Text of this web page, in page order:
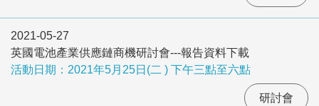
2021-05-27
英國電池產業供應鏈商機研討會---報告資料下載
活動日期：2021年5月25日(二 ) 下午三點至六點
研討會